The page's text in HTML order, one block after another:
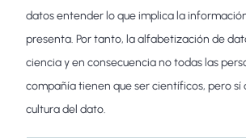
datos entender lo que implica la
presenta. Por tanto, la alfabetización de
ciencia y en consecuencia no todas las
compañía tienen que ser científicos, pero sí
cultura del dato.